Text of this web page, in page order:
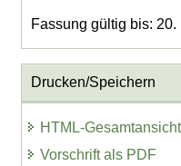
Fassung gültig bis:
Drucken/Speichern
HTML-Gesamtansicht
Vorschrift als PDF